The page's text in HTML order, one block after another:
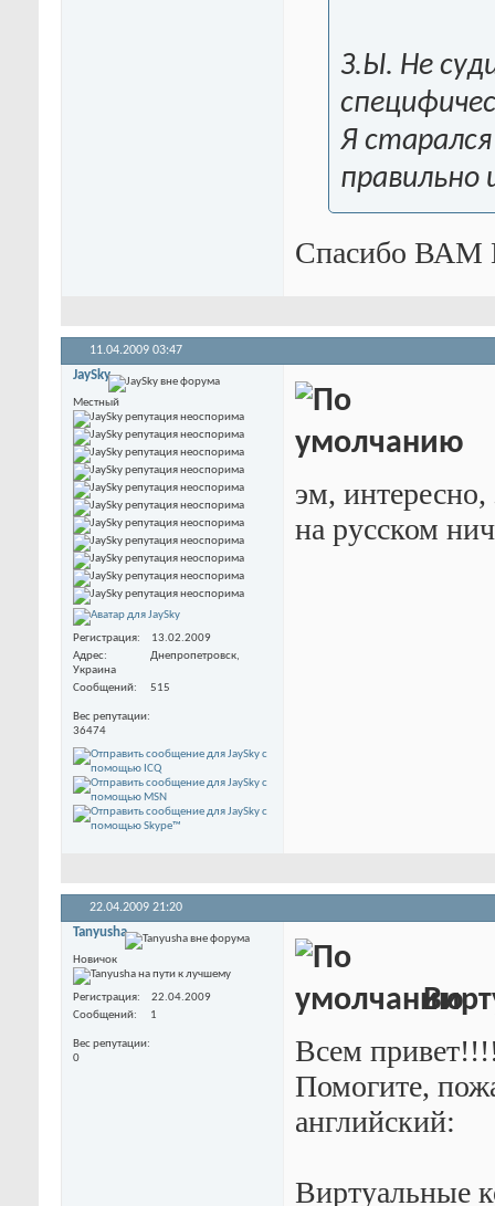
З.Ы. Не
Я
Спасибо ВАМ
11.04.2009 03:47
JaySky
Местный
Регистрация
13.02.2009
Адрес
Днепропетровск,
Украина
Сообщений
515
Вес репутации
36474
эм, интересно,
на русском
22.04.2009 21:20
Tanyusha
Новичок
Регистрация
22.04.2009
Сообщений
1
Вес репутации
0
Всем
Помогите,
английский:
Виртуальные